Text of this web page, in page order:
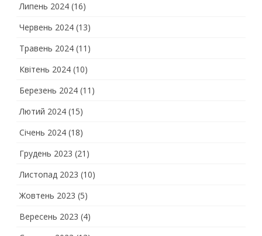
Липень 2024 (16)
Червень 2024 (13)
Травень 2024 (11)
Квітень 2024 (10)
Березень 2024 (11)
Лютий 2024 (15)
Січень 2024 (18)
Грудень 2023 (21)
Листопад 2023 (10)
Жовтень 2023 (5)
Вересень 2023 (4)